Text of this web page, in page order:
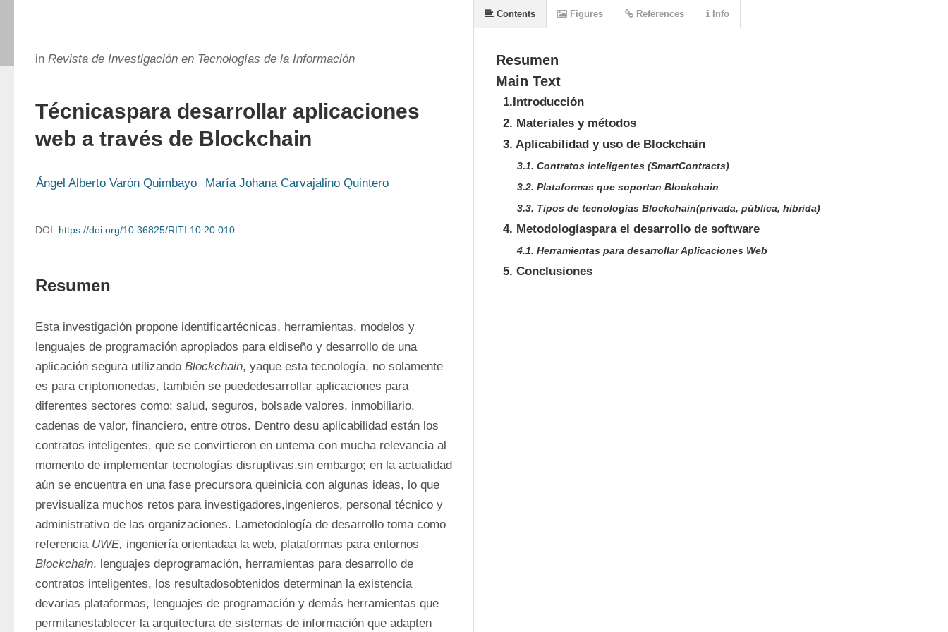
in Revista de Investigación en Tecnologías de la Información
Técnicaspara desarrollar aplicaciones
web a través de Blockchain
Ángel Alberto Varón Quimbayo María Johana Carvajalino Quintero
DOI: https://doi.org/10.36825/RITI.10.20.010
Resumen
Esta investigación propone identificartécnicas, herramientas, modelos y
lenguajes de programación apropiados para eldiseño y desarrollo de una
aplicación segura utilizando Blockchain, yaque esta tecnología, no solamente
es para criptomonedas, también se puededesarrollar aplicaciones para
diferentes sectores como: salud, seguros, bolsade valores, inmobiliario,
cadenas de valor, financiero, entre otros. Dentro desu aplicabilidad están los
contratos inteligentes, que se convirtieron en untema con mucha relevancia al
momento de implementar tecnologías disruptivas,sin embargo; en la actualidad
aún se encuentra en una fase precursora queinicia con algunas ideas, lo que
previsualiza muchos retos para investigadores,ingenieros, personal técnico y
administrativo de las organizaciones. Lametodología de desarrollo toma como
referencia UWE,
Blockchain, lenguajes deprogramación, herramientas para desarrollo de
contratos inteligentes, los resultadosobtenidos determinan la existencia
devarias plataformas, lenguajes de programación y demás herramientas que
permitanestablecer la arquitectura de sistemas de información que adapten
Resumen
Main Text
1.Introducción
2. Materiales y métodos
3. Aplicabilidad y uso de Blockchain
3.1. Contratos inteligentes (SmartContracts)
3.2. Plataformas que soportan Blockchain
3.3. Tipos de tecnologías Blockchain(privada, pública, híbrida)
4. Metodologíaspara el desarrollo de software
4.1. Herramientas para desarrollar Aplicaciones Web
5. Conclusiones
Contents Figures References Info